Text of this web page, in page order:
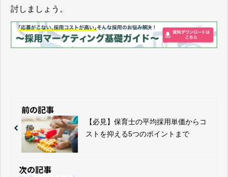
討しましょう。
前の記事
【必見】保育士の平均採用単価からコ
ストを抑える5つのポイントまで
次の記事